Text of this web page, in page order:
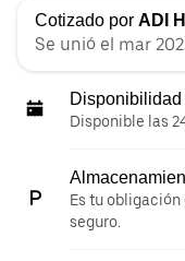
Cotizado por ADI
Se unió el mar
Disponible las
Es tu
seguro.